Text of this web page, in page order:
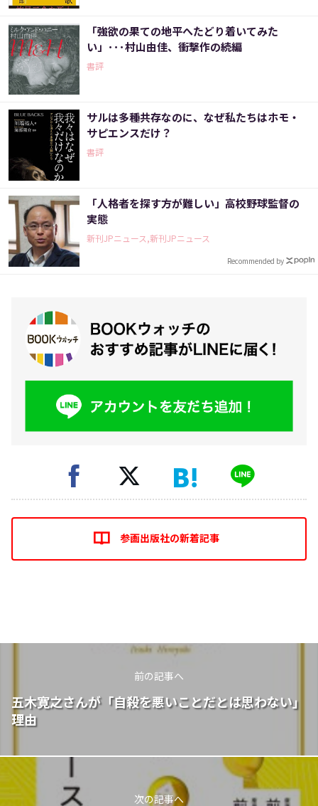
「強欲の果ての地平へたどり着いてみた
い」･･･村山由佳、衝撃作の続編
書評
サルは多種共存なのに、なぜ私たちはホモ・
サピエンスだけ？
書評
「人格者を探す方が難しい」高校野球監督の
実態
新刊JPニュース,新刊JPニュース
Recommended by
参画出版社の新着記事
前の記事へ
五木寛之さんが「自殺を悪いことだとは思わない」
理由
次の記事へ